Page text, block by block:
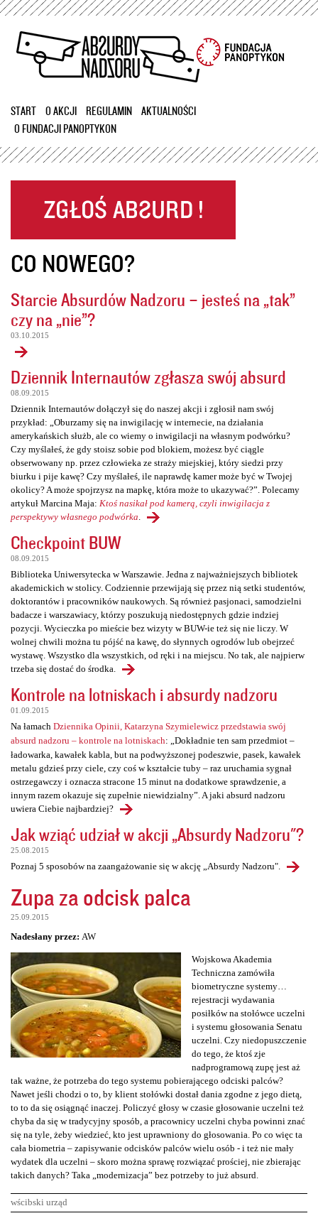
Przejdź
treści
START O AKCJI REGULAMIN
AKTUALNOŚCI
O FUNDACJI PANOPTYKON
CO NOWEGO?
Starcie Absurdów Nadzoru – jesteś na „tak”
czy na „nie”?
03.10.2015
Dziennik Internautów zgłasza swój absurd
08.09.2015
Dziennik Internautów dołączył się do naszej akcji i zgłosił nam swój
przykład: „Oburzamy się na inwigilację w internecie, na działania
amerykańskich służb, ale co wiemy o inwigilacji na własnym podwórku?
Czy myślałeś, że gdy stoisz sobie pod blokiem, możesz być ciągle
obserwowany np. przez człowieka ze straży miejskiej, który siedzi przy
biurku i pije kawę? Czy myślałeś, ile naprawdę kamer może być w Twojej
okolicy? A może spojrzysz na mapkę, która może to ukazywać?”. Polecamy
artykuł Marcina Maja: Ktoś nasikał pod kamerą, czyli inwigilacja z
perspektywy własnego podwórka
Checkpoint BUW
08.09.2015
Biblioteka Uniwersytecka w Warszawie. Jedna z najważniejszych bibliotek
akademickich w stolicy. Codziennie przewijają się przez nią setki studentów,
doktorantów i pracowników naukowych. Są również pasjonaci, samodzielni
badacze i warszawiacy, którzy poszukują niedostępnych gdzie indziej
pozycji. Wycieczka po mieście bez wizyty w BUW-ie też się nie liczy. W
wolnej chwili można tu pójść na kawę, do słynnych ogrodów lub obejrzeć
wystawę. Wszystko dla wszystkich, od ręki i na miejscu. No tak, ale najpierw
trzeba się dostać do środka.
Kontrole na lotniskach i absurdy nadzoru
01.09.2015
Na łamach Dziennika Opinii, Katarzyna Szymielewicz przedstawia swój
absurd nadzoru – kontrole na lotniskach: „Dokładnie ten sam przedmiot –
ładowarka, kawałek kabla, but na podwyższonej podeszwie, pasek, kawałek
metalu gdzieś przy ciele, czy coś w kształcie tuby – raz uruchamia sygnał
ostrzegawczy i oznacza stracone 15 minut na dodatkowe sprawdzenie, a
innym razem okazuje się zupełnie niewidzialny”. A jaki absurd nadzoru
uwiera Ciebie najbardziej?
Jak wziąć udział w akcji „Absurdy Nadzoru"?
25.08.2015
Poznaj 5 sposobów na zaangażowanie się w akcję „Absurdy Nadzoru".
Zupa za odcisk palca
25.09.2015
Nadesłany przez: AW
Wojskowa Akademia
Techniczna zamówiła
biometryczne systemy…
rejestracji wydawania
posiłków na stołówce uczelni
i systemu głosowania Senatu
uczelni. Czy niedopuszczenie
do tego, że ktoś zje
nadprogramową zupę jest aż
tak ważne, że potrzeba do tego systemu pobierającego odciski palców?
Nawet jeśli chodzi o to, by klient stołówki dostał dania zgodne z jego dietą,
to to da się osiągnąć inaczej. Policzyć głosy w czasie głosowanie uczelni też
chyba da się w tradycyjny sposób, a pracownicy uczelni chyba powinni znać
się na tyle, żeby wiedzieć, kto jest uprawniony do głosowania. Po co więc ta
cała biometria – zapisywanie odcisków palców wielu osób - i też nie mały
wydatek dla uczelni – skoro można sprawę rozwiązać prościej, nie zbierając
takich danych? Taka „modernizacja” bez potrzeby to już absurd.
wścibski urząd